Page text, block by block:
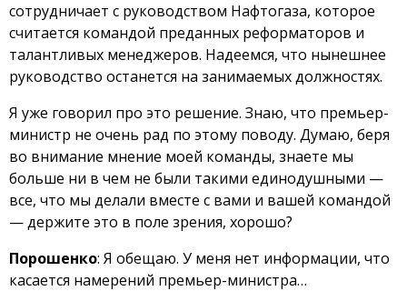
сотрудничает с руководством Нафтогаза, которое
считается командой преданных реформаторов и
талантливых менеджеров. Надеемся, что нынешнее
руководство останется на занимаемых должностях.
Я уже говорил про это решение. Знаю, что премьер-
министр не очень рад по этому поводу. Думаю, беря
во внимание мнение моей команды, знаете мы
больше ни в чем не были такими единодушными —
все, что мы делали вместе с вами и вашей командой
— держите это в поле зрения, хорошо?
Порошенко: Я обещаю. У меня нет информации, что
касается намерений премьер-министра…